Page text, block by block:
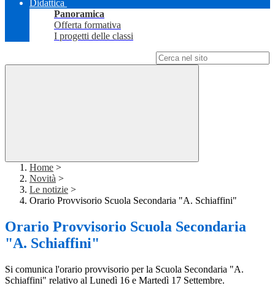
Didattica
Panoramica
Offerta formativa
I progetti delle classi
Home >
Novità >
Le notizie >
Orario Provvisorio Scuola Secondaria "A. Schiaffini"
Orario Provvisorio Scuola Secondaria
"A. Schiaffini"
Si comunica l'orario provvisorio per la Scuola Secondaria "A.
Schiaffini" relativo al Lunedì 16 e Martedì 17 Settembre.